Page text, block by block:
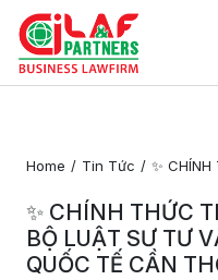
Chúng
Tôi
Home Tin Tức ✨
✨ CHÍNH THỨC
BỘ LUẬT SƯ TƯ
QUỐC TẾ CẦN